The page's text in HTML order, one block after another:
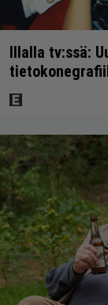
Illalla tv:ssä: